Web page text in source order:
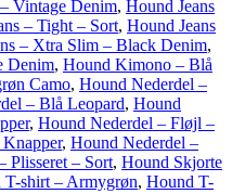
Vintage Denim, Hound Jeans
– Tight – Sort, Hound Jeans
– Xtra Slim – Black Denim,
Denim, Hound Kimono – Blå
Camo, Hound Nederdel –
– Blå Leopard, Hound
, Hound Nederdel – Fløjl –
, Hound Nederdel –
Plisseret – Sort, Hound Skjorte
T-shirt – Armygrøn, Hound T-